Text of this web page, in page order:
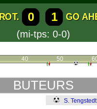
0 1
GO
(mi-tps: 0-0)
40 50
BUTEURS
S. Tengstedt